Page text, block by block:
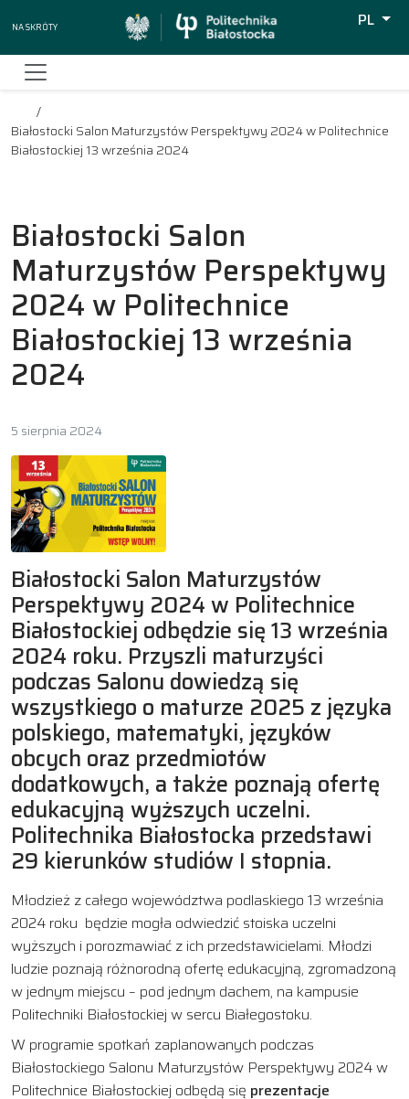
Na skróty
PL
Białostocki Salon Maturzystów Perspektywy 2024 w Politechnice
Białostockiej 13 września 2024
Białostocki Salon
Maturzystów Perspektywy
2024 w Politechnice
Białostockiej 13 września
2024
5 sierpnia 2024
Białostocki Salon Maturzystów
Perspektywy 2024 w Politechnice
Białostockiej odbędzie się 13 września
2024 roku. Przyszli maturzyści
podczas Salonu dowiedzą się
wszystkiego o maturze 2025 z języka
polskiego, matematyki, języków
obcych oraz przedmiotów
dodatkowych, a także poznają ofertę
edukacyjną wyższych uczelni.
Politechnika Białostocka przedstawi
29 kierunków studiów I stopnia.
Młodzież z całego województwa podlaskiego 13 września
2024 roku będzie mogła odwiedzić stoiska uczelni
wyższych i porozmawiać z ich przedstawicielami. Młodzi
ludzie poznają różnorodną ofertę edukacyjną, zgromadzoną
w jednym miejscu – pod jednym dachem, na kampusie
Politechniki Białostockiej w sercu Białegostoku.
W programie spotkań zaplanowanych podczas
Białostockiego Salonu Maturzystów Perspektywy 2024 w
Politechnice Białostockiej odbędą się prezentacje